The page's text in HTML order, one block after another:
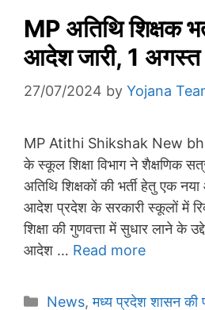
MP अतिथि शिक्षक
आदेश जारी, 1 अगस्त
27/07/2024 by Yojana
MP Atithi Shikshak New
के स्कूल शिक्षा विभाग ने शैक्षणिक
अतिथि शिक्षकों की भर्ती हेतु एक
आदेश प्रदेश के सरकारी स्कूलों में
शिक्षा की गुणवत्ता में सुधार लाने के
आदेश … Read more
Categories
News,मध्य प्रदेश शासन की